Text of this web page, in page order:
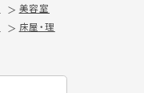
美容室
床屋・理